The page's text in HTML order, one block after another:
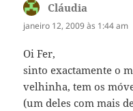
Cláudia
janeiro 12, 2009 às 1:44 am
Oi Fer,
sinto exactamente o
velhinha, tem os
(um deles com mais